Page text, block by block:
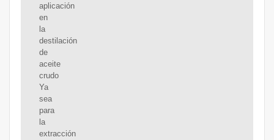
aplicación
en
la
destilación
de
aceite
crudo
Ya
sea
para
la
extracción